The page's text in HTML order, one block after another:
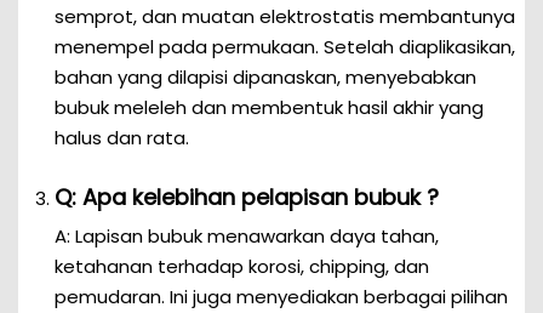
semprot, dan muatan elektrostatis membantunya
menempel pada permukaan. Setelah diaplikasikan,
bahan yang dilapisi dipanaskan, menyebabkan
bubuk meleleh dan membentuk hasil akhir yang
halus dan rata.
Q: Apa kelebihan pelapisan bubuk ?
A: Lapisan bubuk menawarkan daya tahan,
ketahanan terhadap korosi, chipping, dan
pemudaran. Ini juga menyediakan berbagai pilihan